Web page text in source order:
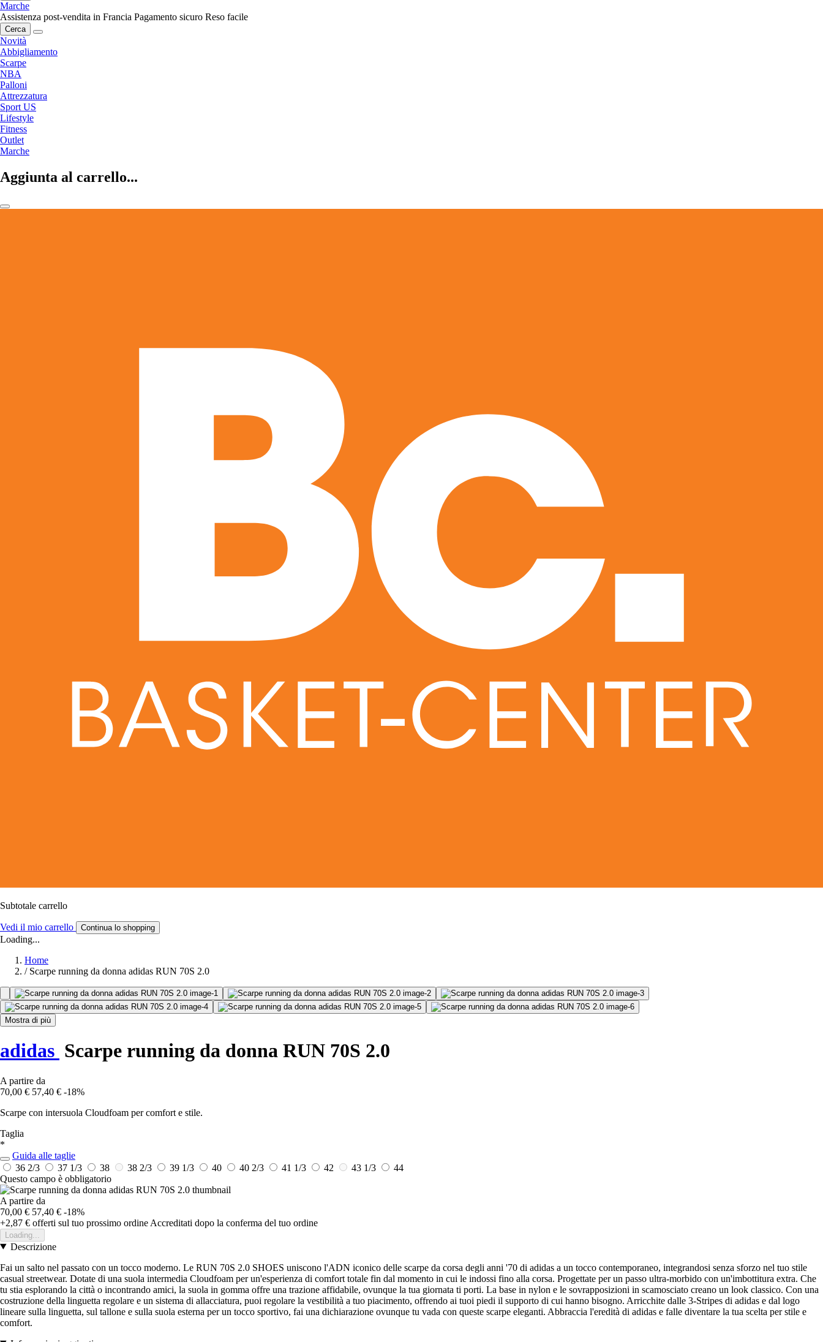
Marche
Assistenza post-vendita in Francia Pagamento sicuro Reso facile
Cerca
Novità
Abbigliamento
Scarpe
NBA
Palloni
Attrezzatura
Sport US
Lifestyle
Fitness
Outlet
Marche
Aggiunta al carrello...
Subtotale carrello
Vedi il mio carrello Continua lo shopping
Loading...
Home
/ Scarpe running da donna adidas RUN 70S 2.0
Mostra di più
adidas Scarpe running da donna RUN 70S 2.0
A partire da
70,00 € 57,40 € -18%
Scarpe con intersuola Cloudfoam per comfort e stile.
Taglia
*
Guida alle taglie
36 2/3
37 1/3 38 38 2/3 39 1/3 40 40 2/3 41 1/3 42 43 1/3
44
Questo campo è obbligatorio
A partire da
70,00 € 57,40 € -18%
+2,87 € offerti sul tuo prossimo ordine Accreditati dopo la conferma del tuo ordine
Loading...
Descrizione
Fai un salto nel passato con un tocco moderno. Le RUN 70S 2.0 SHOES uniscono l'ADN iconico delle scarpe da corsa degli anni '70 di adidas a un tocco contemporaneo, integrandosi senza sforzo nel tuo stile
casual streetwear. Dotate di una suola intermedia Cloudfoam per un'esperienza di comfort totale fin dal momento in cui le indossi fino alla corsa. Progettate per un passo ultra-morbido con un'imbottitura extra. Che
tu stia esplorando la città o incontrando amici, la suola in gomma offre una trazione affidabile, ovunque la tua giornata ti porti. La base in nylon e le sovrapposizioni in scamosciato creano un look classico. Con una
costruzione della linguetta regolare e un sistema di allacciatura, puoi regolare la vestibilità a tuo piacimento, offrendo ai tuoi piedi il supporto di cui hanno bisogno. Arricchite dalle 3-Stripes di adidas e dal logo
lineare sulla linguetta, sul tallone e sulla suola esterna per un tocco sportivo, fai una dichiarazione ovunque tu vada con queste scarpe eleganti. Abbraccia l'eredità di adidas e falle diventare la tua scelta per stile e
comfort.